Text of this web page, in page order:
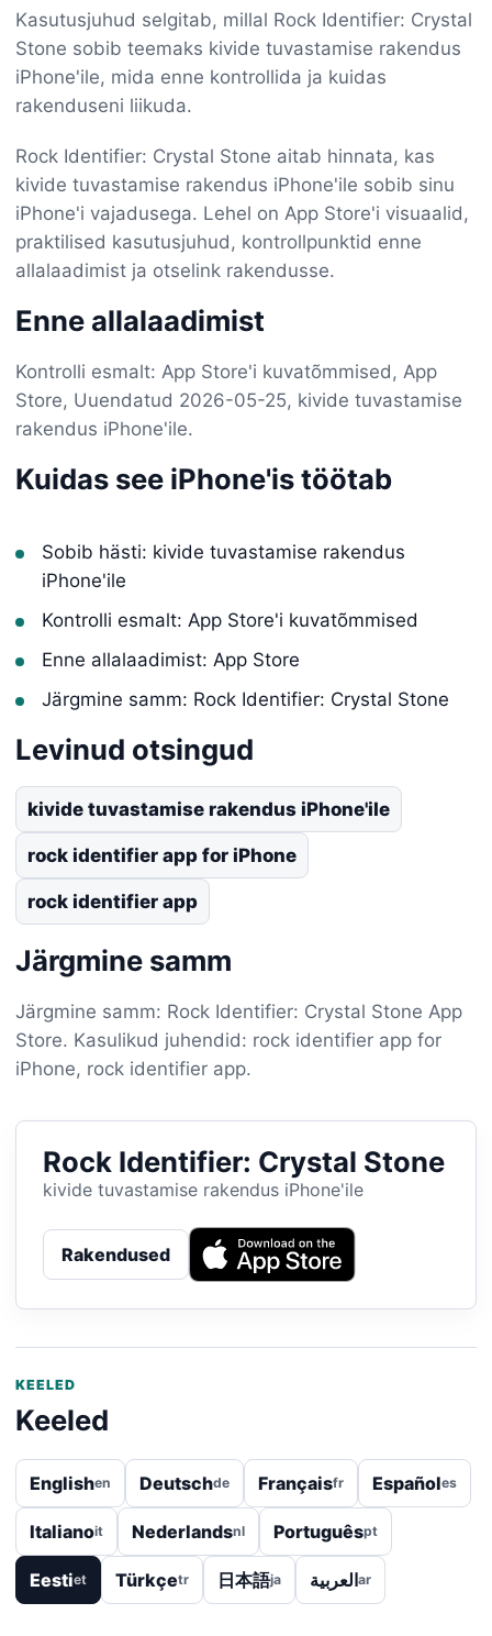
Kasutusjuhud selgitab, millal Rock Identifier: Crystal
Stone sobib teemaks kivide tuvastamise rakendus
iPhone'ile, mida enne kontrollida ja kuidas
rakenduseni liikuda.
Rock Identifier: Crystal Stone aitab hinnata, kas
kivide tuvastamise rakendus iPhone'ile sobib sinu
iPhone'i vajadusega. Lehel on App Store'i visuaalid,
praktilised kasutusjuhud, kontrollpunktid enne
allalaadimist ja otselink rakendusse.
Enne allalaadimist
Kontrolli esmalt: App Store'i kuvatõmmised, App
Store, Uuendatud 2026-05-25, kivide tuvastamise
rakendus iPhone'ile.
Kuidas see iPhone'is töötab
Sobib hästi: kivide tuvastamise rakendus
iPhone'ile
Kontrolli esmalt: App Store'i kuvatõmmised
Enne allalaadimist: App Store
Järgmine samm: Rock Identifier: Crystal Stone
Levinud otsingud
kivide tuvastamise rakendus iPhone'ile
rock identifier app for iPhone
rock identifier app
Järgmine samm
Järgmine samm: Rock Identifier: Crystal Stone App
Store. Kasulikud juhendid: rock identifier app for
iPhone, rock identifier app.
Rock Identifier: Crystal Stone
kivide tuvastamise rakendus iPhone'ile
Rakendused
KEELED
Keeled
Englishen Deutschde Françaisfr Españoles
Italianoit Nederlandsnl Portuguêspt
Eestiet Türkçetr 日本語ja العربيةar